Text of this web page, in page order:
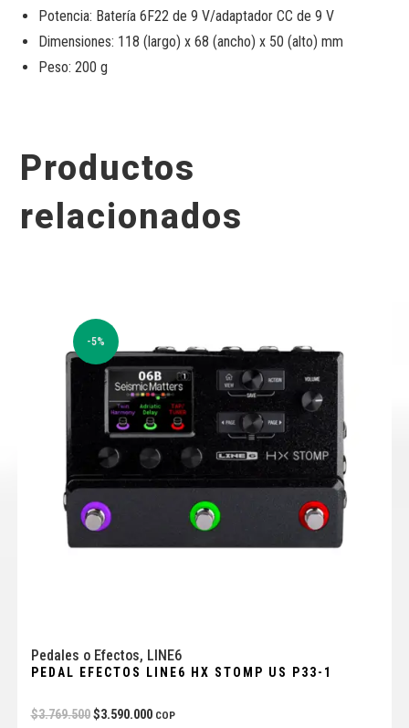
Potencia: Batería 6F22 de 9 V/adaptador CC de 9 V
Dimensiones: 118 (largo) x 68 (ancho) x 50 (alto) mm
Peso: 200 g
Productos
relacionados
-5%
Pedales o Efectos, LINE6
PEDAL EFECTOS LINE6 HX STOMP US P33-1
$3.769.500 $3.590.000 COP